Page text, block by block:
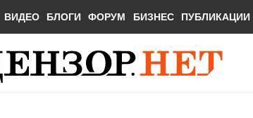
ВИДЕО БЛОГИ ФОРУМ БИЗНЕС ПУБЛИКАЦИИ